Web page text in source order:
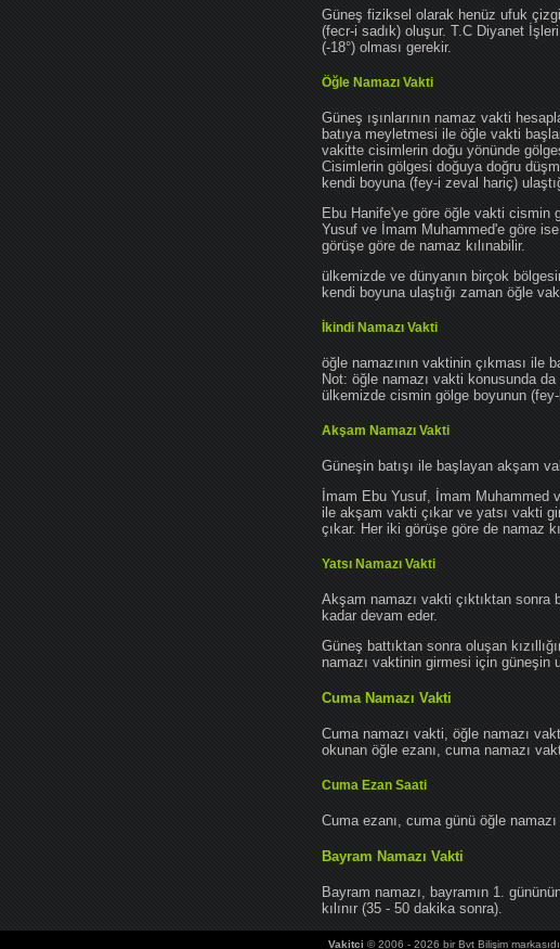
Güneş fiziksel olarak henüz ufuk
(fecr-i sadık) oluşur. T.C Diyanet
(-18°) olması gerekir.
Öğle Namazı Vakti
Güneş ışınlarının namaz vakti
batıya meyletmesi ile öğle vakti
vakitte cisimlerin doğu yönünde
Cisimlerin gölgesi doğuya doğru
kendi boyuna (fey-i zeval hariç)
Ebu Hanife'ye göre öğle vakti cismin
Yusuf ve İmam Muhammed'e göre
görüşe göre de namaz kılınabilir.
ülkemizde ve dünyanın birçok
kendi boyuna ulaştığı zaman öğle
İkindi Namazı Vakti
öğle namazının vaktinin çıkması ile
Not: öğle namazı vakti konusunda
ülkemizde cismin gölge boyunun
Akşam Namazı Vakti
Güneşin batışı ile başlayan akşam
İmam Ebu Yusuf, İmam Muhammed
ile akşam vakti çıkar ve yatsı vakti
çıkar. Her iki görüşe göre de namaz
Yatsı Namazı Vakti
Akşam namazı vakti çıktıktan sonra
kadar devam eder.
Güneş battıktan sonra oluşan
namazı vaktinin girmesi için güneşin
Cuma Namazı Vakti
Cuma namazı vakti, öğle namazı
okunan öğle ezanı, cuma namazı
Cuma Ezan Saati
Cuma ezanı, cuma günü öğle
Bayram Namazı Vakti
Bayram namazı, bayramın 1.
kılınır (35 - 50 dakika sonra).
Vakitci © 2006 - 2026 bir Bvt Bilişim